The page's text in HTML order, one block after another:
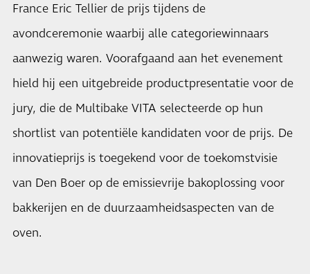
France Eric Tellier de prijs tijdens de
avondceremonie waarbij alle categoriewinnaars
aanwezig waren. Voorafgaand aan het evenement
hield hij een uitgebreide productpresentatie voor de
jury, die de Multibake VITA selecteerde op hun
shortlist van potentiële kandidaten voor de prijs. De
innovatieprijs is toegekend voor de toekomstvisie
van Den Boer op de emissievrije bakoplossing voor
bakkerijen en de duurzaamheidsaspecten van de
oven.